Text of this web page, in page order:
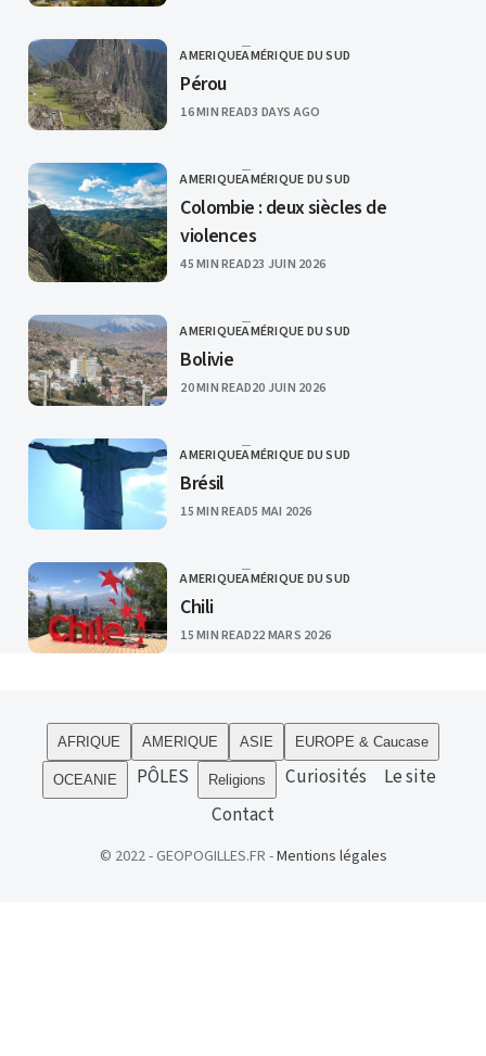
CATEGORY
AMERIQUEAMÉRIQUE DU SUD
Pérou
16 MIN READPUBLISHED
3 DAYS AGO
CATEGORY
AMERIQUEAMÉRIQUE DU SUD
Colombie : deux siècles de
violences
45 MIN READPUBLISHED
23 JUIN 2026
CATEGORY
AMERIQUEAMÉRIQUE DU SUD
Bolivie
20 MIN READPUBLISHED
20 JUIN 2026
CATEGORY
AMERIQUEAMÉRIQUE DU SUD
Brésil
15 MIN READPUBLISHED
5 MAI 2026
CATEGORY
AMERIQUEAMÉRIQUE DU SUD
Chili
15 MIN READPUBLISHED
22 MARS 2026
AFRIQUE AMERIQUE ASIE EUROPE & Caucase
OCEANIE PÔLES Religions Curiosités
Le site
Contact
© 2022 - GEOPOGILLES.FR -Mentions légales